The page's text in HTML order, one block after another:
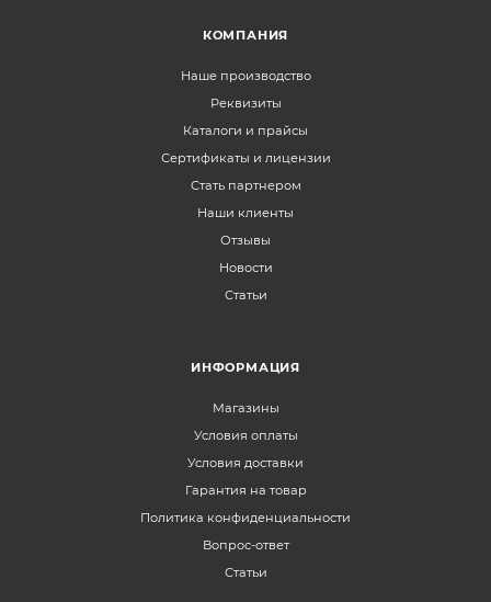
КОМПАНИЯ
Наше производство
Реквизиты
Каталоги и прайсы
Сертификаты и лицензии
Стать партнером
Наши клиенты
Отзывы
Новости
Статьи
ИНФОРМАЦИЯ
Магазины
Условия оплаты
Условия доставки
Гарантия на товар
Политика конфиденциальности
Вопрос-ответ
Статьи